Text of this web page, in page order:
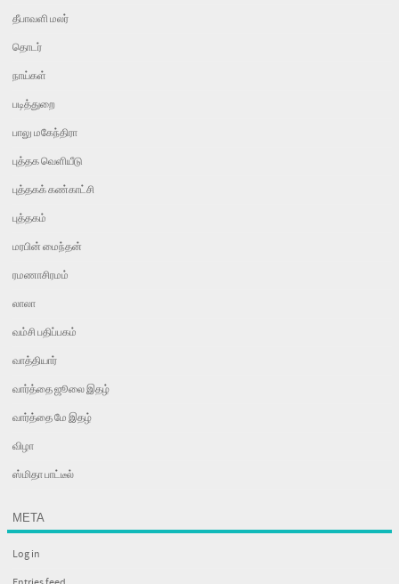
தீபாவளி மலர்
தொடர்
நாய்கள்
படித்துறை
பாலு மகேந்திரா
புத்தக வெளியீடு
புத்தகக் கண்காட்சி
புத்தகம்
மரபின் மைந்தன்
ரமணாசிரமம்
லாலா
வம்சி பதிப்பகம்
வாத்தியார்
வார்த்தை ஜூலை இதழ்
வார்த்தை மே இதழ்
விழா
ஸ்மிதா பாட்டீல்
META
Log in